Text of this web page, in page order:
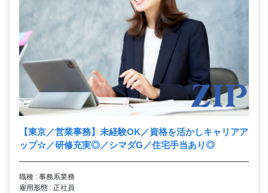
【東京／営業事務】未経験OK／資格を活かしキャリアア
ップ☆／研修充実◎／シマダG／住宅手当あり◎
職種 : 事務系業務
雇用形態 : 正社員